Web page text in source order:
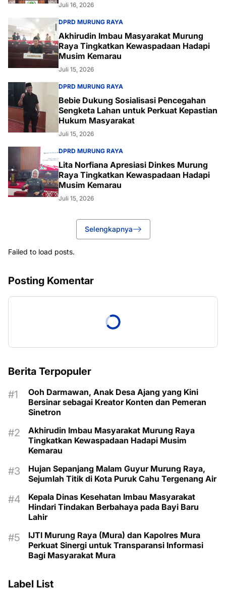
Juli 16, 2026
DPRD MURUNG RAYA
Akhirudin Imbau Masyarakat Murung
Raya Tingkatkan Kewaspadaan Hadapi
Musim Kemarau
Juli 15, 2026
DPRD MURUNG RAYA
Bebie Dukung Sosialisasi Pencegahan
Sengketa Lahan untuk Perkuat Kepastian
Hukum Masyarakat
Juli 15, 2026
DPRD MURUNG RAYA
Lita Norfiana Apresiasi Dinkes Murung
Raya Tingkatkan Kewaspadaan Hadapi
Musim Kemarau
Juli 15, 2026
Selengkapnya
Failed to load posts.
Posting Komentar
Berita Terpopuler
Ooh Darmawan, Anak Desa Ajang yang Kini
Bersinar sebagai Kreator Konten dan Pemeran
Sinetron
Akhirudin Imbau Masyarakat Murung Raya
Tingkatkan Kewaspadaan Hadapi Musim
Kemarau
Hujan Sepanjang Malam Guyur Murung Raya,
Sejumlah Titik di Kota Puruk Cahu Tergenang Air
Kepala Dinas Kesehatan Imbau Masyarakat
Hindari Tindakan Berbahaya pada Bayi Baru
Lahir
IJTI Murung Raya (Mura) dan Kapolres Mura
Perkuat Sinergi untuk Transparansi Informasi
Bagi Masyarakat Mura
Label List